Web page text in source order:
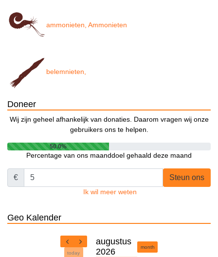
ammonieten, Ammonieten
belemnieten,
Doneer
Wij zijn geheel afhankelijk van donaties. Daarom vragen wij onze
gebruikers ons te helpen.
50.0%
Percentage van ons maanddoel gehaald deze maand
€ Steun ons
Ik wil meer weten
Geo Kalender
today
augustus
2026
month